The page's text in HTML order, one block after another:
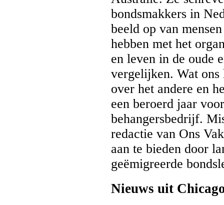
bondsmakkers in
beeld op van
hebben met het
en leven in de oude
vergelijken. Wat ons
over het andere en
een beroerd jaar
behangersbedrijf.
redactie van Ons
aan te bieden door
geëmigreerde
Nieuws uit